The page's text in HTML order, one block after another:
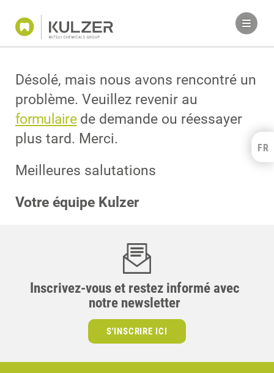
FR
Désolé, mais nous avons rencontré un
problème. Veuillez revenir au
formulairede demande ou réessayer
plus tard. Merci.
Meilleures salutations
Votre équipe Kulzer
Inscrivez-vous et restez informé avec
notre newsletter
S'INSCRIRE ICI